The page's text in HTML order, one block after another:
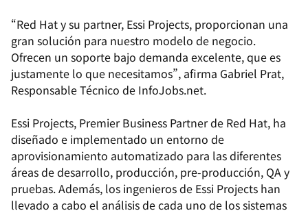
“Red Hat y su partner, Essi Projects, proporcionan una
gran solución para nuestro modelo de negocio.
Ofrecen un soporte bajo demanda excelente, que es
justamente lo que necesitamos”, afirma Gabriel Prat,
Responsable Técnico de InfoJobs.net.
Essi Projects, Premier Business Partner de Red Hat, ha
diseñado e implementado un entorno de
aprovisionamiento automatizado para las diferentes
áreas de desarrollo, producción, pre-producción, QA y
pruebas. Además, los ingenieros de Essi Projects han
llevado a cabo el análisis de cada uno de los sistemas